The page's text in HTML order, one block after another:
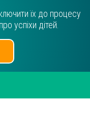
їх до процесу
успіхи дітей.